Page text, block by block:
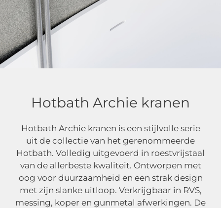
Hotbath Archie kranen
Hotbath Archie kranen is een stijlvolle serie
uit de collectie van het gerenommeerde
Hotbath. Volledig uitgevoerd in roestvrijstaal
van de allerbeste kwaliteit. Ontworpen met
oog voor duurzaamheid en een strak design
met zijn slanke uitloop. Verkrijgbaar in RVS,
messing, koper en gunmetal afwerkingen. De